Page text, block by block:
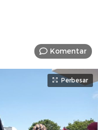
Komentar
Perbesar